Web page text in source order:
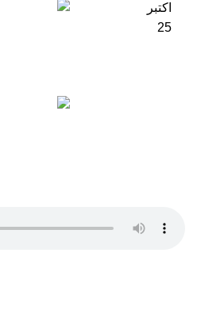
اکتبر
25
صوت مهدوی